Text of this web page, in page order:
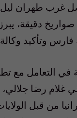
دقيقة،
في التعامل مع
رضا جلالي،
من قبل